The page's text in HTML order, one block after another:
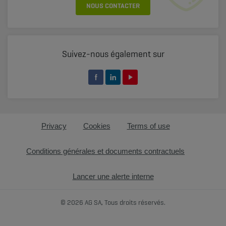
NOUS CONTACTER
Suivez-nous également sur
Privacy Cookies Terms of use
Conditions générales et documents contractuels
Lancer une alerte interne
© 2026 AG SA, Tous droits réservés.